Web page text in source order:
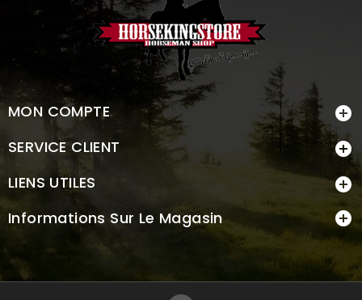
MON COMPTE 
SERVICE CLIENT 
LIENS UTILES 
Informations Sur Le Magasin 